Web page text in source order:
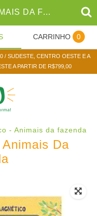
LIVRO MAGNÉTICO - ANIMAIS DA FAZENDA
CARRINHO 0
/ SUDESTE, CENTRO OESTE E A
A PARTIR DE R$799,00
- Animais da fazenda
Da